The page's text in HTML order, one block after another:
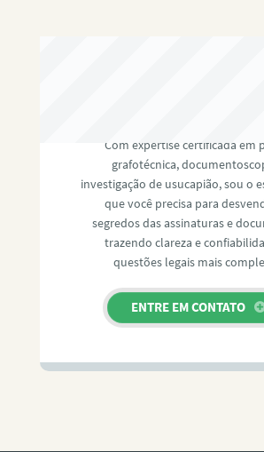
Com expertise certificada em
grafotécnica,
investigação de usucapião, sou o
que você precisa para
segredos das assinaturas e
trazendo clareza e
questões legais mais
ENTRE EM CONTATO